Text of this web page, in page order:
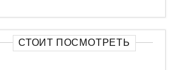
СТОИТ ПОСМОТРЕТЬ